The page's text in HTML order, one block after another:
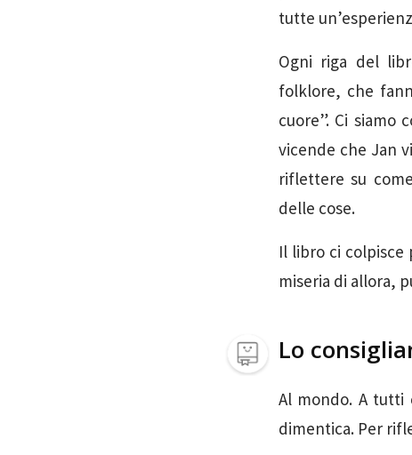
tutte
Ogni riga del
folklore, che
cuore”. Ci siamo
vicende che Jan
riflettere su
delle cose.
Il libro ci
miseria di allora,
Lo
Al mondo. A tutti
dimentica. Per